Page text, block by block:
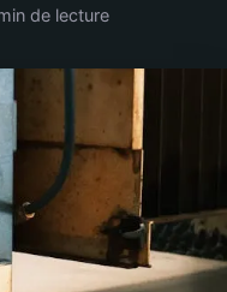
de lecture